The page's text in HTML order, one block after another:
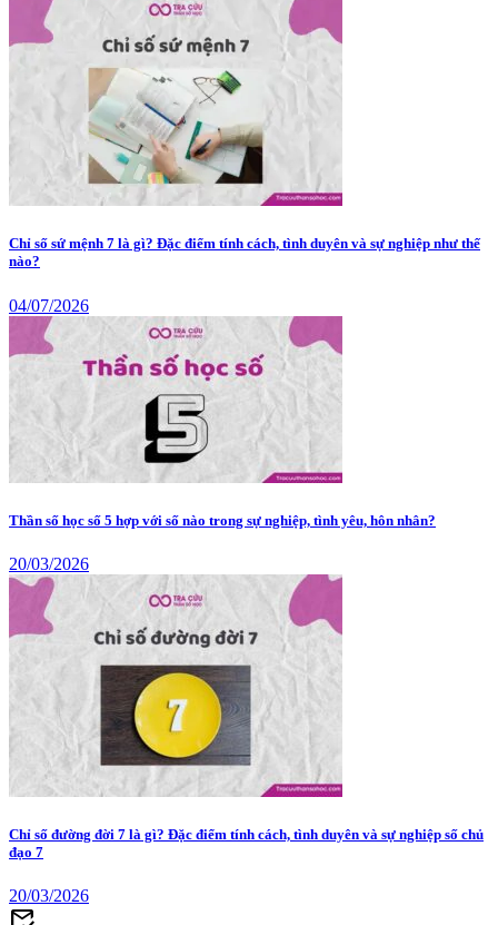
Chỉ số sứ mệnh 7 là gì? Đặc điểm tính cách, tình duyên và sự nghiệp như thế
nào?
04/07/2026
Thần số học số 5 hợp với số nào trong sự nghiệp, tình yêu, hôn nhân?
20/03/2026
Chỉ số đường đời 7 là gì? Đặc điểm tính cách, tình duyên và sự nghiệp số chủ
đạo 7
20/03/2026